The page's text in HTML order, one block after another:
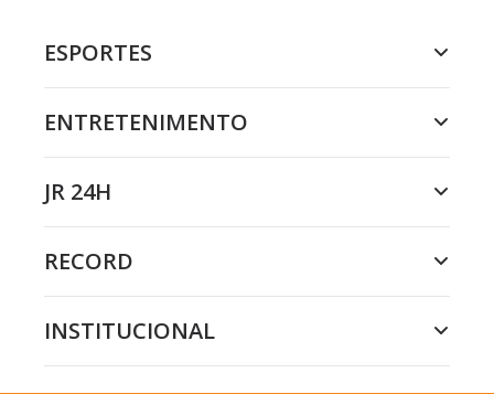
ESPORTES
ENTRETENIMENTO
JR 24H
RECORD
INSTITUCIONAL